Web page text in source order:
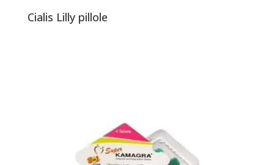
Cialis Lilly pillole